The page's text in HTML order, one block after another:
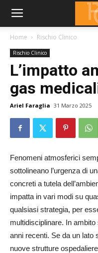
Home Rischio Clinico
Rischio Clinico
L’impatto
gas
Ariel Faraglia 31 Marzo 2025
Fenomeni atmosferici
sottolineano l’urgenza di
concreti a tutela
impatta in vari modi su
qualsiasi strategia, per
multidisciplinare. In
anni recenti. Se da un lato
nuove strutture